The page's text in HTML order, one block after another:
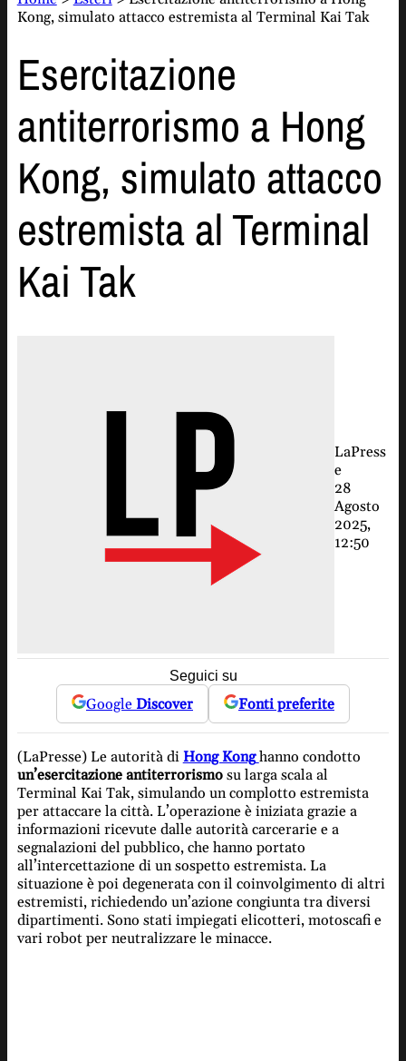
Kong, simulato attacco estremista al Terminal Kai Tak
Esercitazione
antiterrorismo a Hong
Kong, simulato attacco
estremista al Terminal
Kai Tak
LaPress
e
28
Agosto
2025,
12:50
Seguici su
Google Discover Fonti preferite
(LaPresse) Le autorità di Hong Kong hanno condotto
un’esercitazione antiterrorismosu larga scala al
Terminal Kai Tak, simulando un complotto estremista
per attaccare la città. L’operazione è iniziata grazie a
informazioni ricevute dalle autorità carcerarie e a
segnalazioni del pubblico, che hanno portato
all’intercettazione di un sospetto estremista. La
situazione è poi degenerata con il coinvolgimento di altri
estremisti, richiedendo un’azione congiunta tra diversi
dipartimenti. Sono stati impiegati elicotteri, motoscafi e
vari robot per neutralizzare le minacce.